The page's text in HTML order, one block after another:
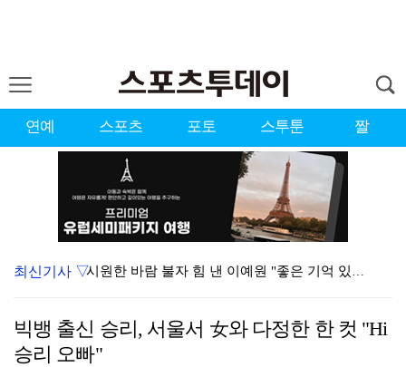
연예 스포츠 포토 스투툰 짤
시원한 바람 불자 힘 낸 이예원 "좋은 기억 있는 테디…
'전참시' 리센느 메이 "희망 보이지 않아 팀 탈퇴 고…
최신기사 ▽
빅뱅 출신 승리, 서울서 女와 다정한 한 컷 "Hi
승리 오빠"